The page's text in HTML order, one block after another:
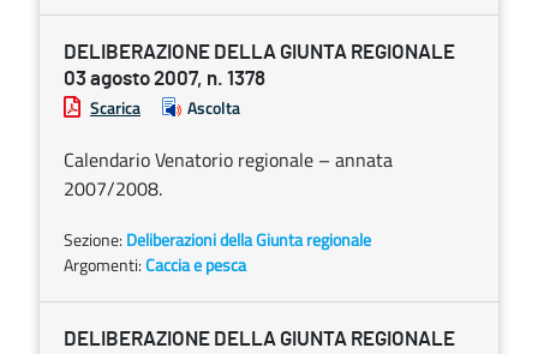
DELIBERAZIONE DELLA GIUNTA REGIONALE
03 agosto 2007, n. 1378
Scarica Ascolta
Calendario Venatorio regionale – annata
2007/2008.
Sezione: Deliberazioni della Giunta regionale
Argomenti:Caccia e pesca
DELIBERAZIONE DELLA GIUNTA REGIONALE